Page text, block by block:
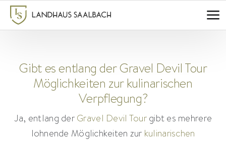
Zum
Inhalt
Gibt es entlang der Gravel Devil Tour
Möglichkeiten zur kulinarischen
Verpflegung?
Ja, entlang der Gravel Devil Tourgibt es mehrere
lohnende Möglichkeiten zur kulinarischen